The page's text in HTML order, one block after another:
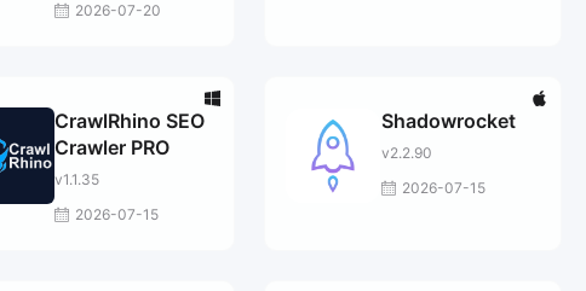
2026-07-20
CrawlRhino SEO
Crawler PRO
v1.1.35
2026-07-15
Shadowrocket
v2.2.90
2026-07-15